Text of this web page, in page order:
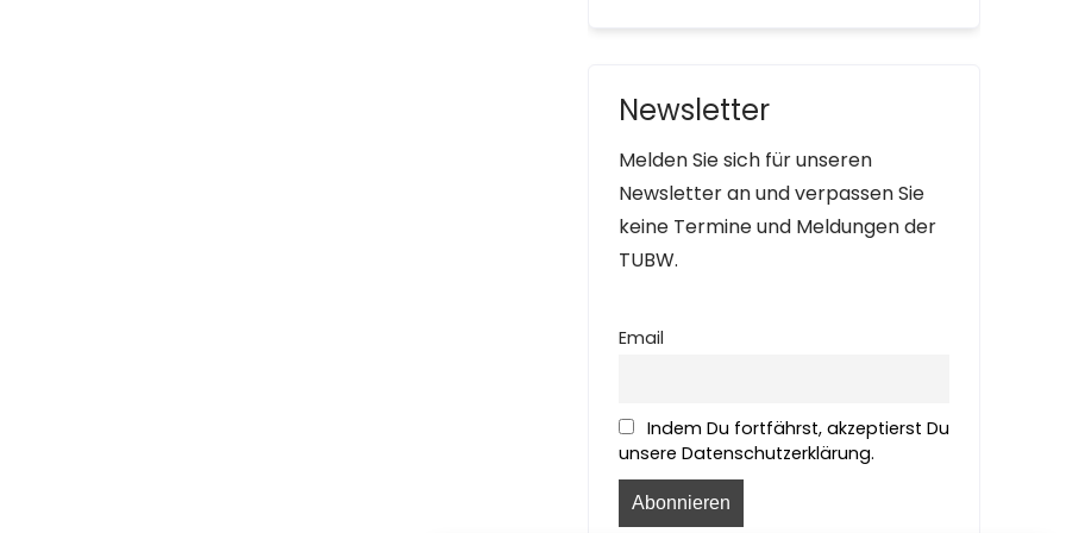
Newsletter
Melden Sie sich für unseren
Newsletter an und verpassen Sie
keine Termine und Meldungen der
TUBW.
Email
Indem Du fortfährst, akzeptierst Du
unsere Datenschutzerklärung.